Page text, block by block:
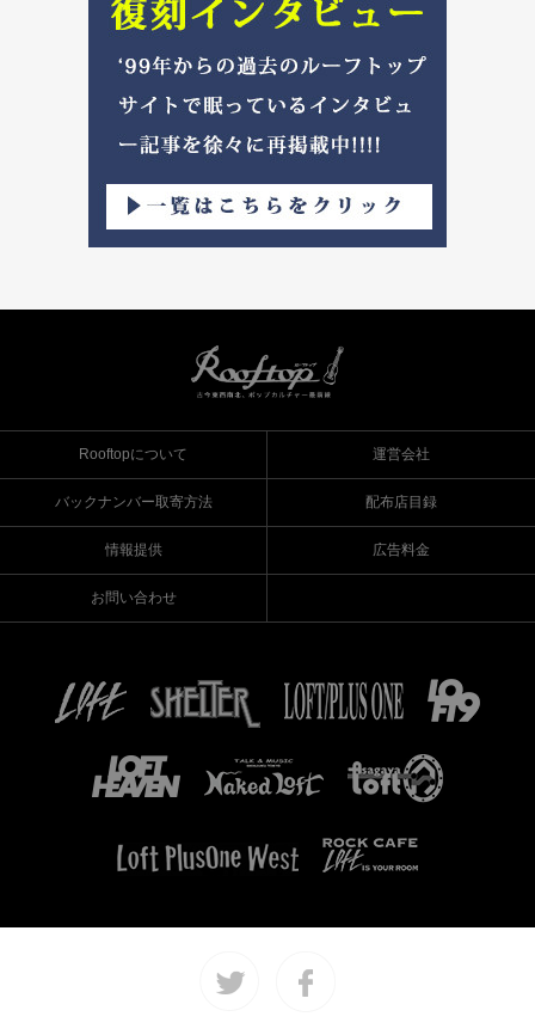
Rooftopについて 運営会社
バックナンバー取寄方法 配布店目録
情報提供 広告料金
お問い合わせ